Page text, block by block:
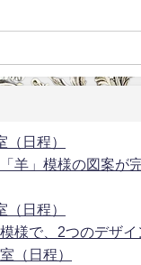
日程）
羊」模様の図案が
日程）
様で、2つのデザ
（日程）